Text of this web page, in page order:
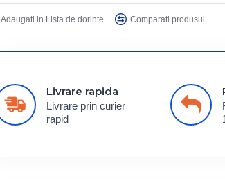
Adaugati in Lista de dorinte Comparati produsul
Livrare rapida
Livrare prin curier
rapid